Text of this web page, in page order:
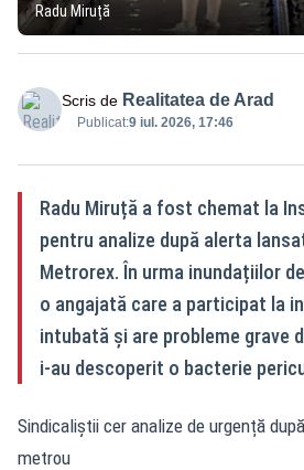
Radu Miruță
Scris de Realitatea de Arad
Publicat:9 iul. 2026, 17:46
Radu Miruță a fost chemat la
pentru analize după alerta
Metrorex. În urma inundațiilor
o angajată care a participat la
intubată și are probleme grave
i-au descoperit o bacterie
Sindicaliștii cer analize de urgență
metrou